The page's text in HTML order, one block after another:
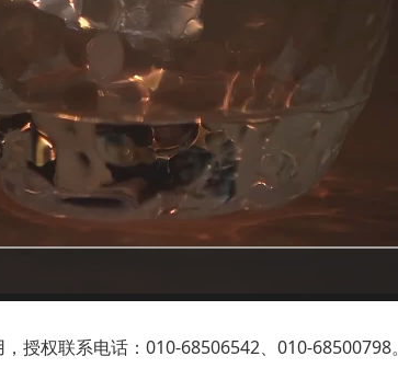
授权联系电话：010-68506542、010-68500798。